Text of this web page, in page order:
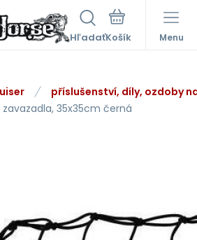
Hľadať Menu
příslušenství, díly, ozdoby
35x35cm černá